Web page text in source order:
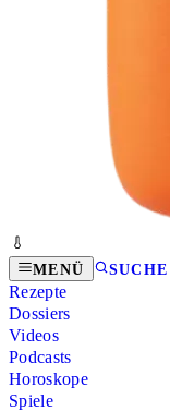
MENÜ SUCHE
Rezepte
Dossiers
Videos
Podcasts
Horoskope
Spiele